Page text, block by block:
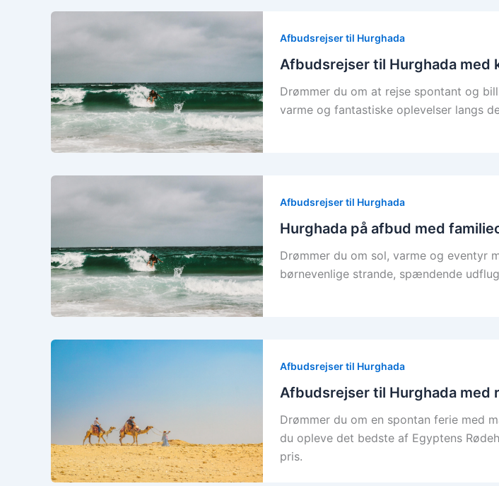
Afbudsrejser til Hurghada
Afbudsrejser til Hurghada med
Drømmer du om at rejse spontant og
varme og fantastiske oplevelser langs
Afbudsrejser til Hurghada
Hurghada på afbud med
Drømmer du om sol, varme og eventyr
børnevenlige strande, spændende
Afbudsrejser til Hurghada
Afbudsrejser til Hurghada med
Drømmer du om en spontan ferie med
du opleve det bedste af Egyptens
pris.